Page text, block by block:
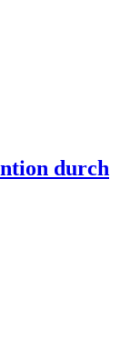
durch